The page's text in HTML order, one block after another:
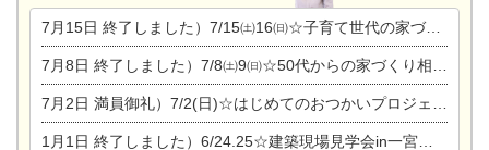
7月15日 終了しました）7/15㈯16㈰☆子育て世代の家づくり相談会
7月8日 終了しました）7/8㈯9㈰☆50代からの家づくり相談会
7月2日 満員御礼）7/2(日)☆はじめてのおつかいプロジェクト
1月1日 終了しました）6/24.25☆建築現場見学会in一宮市木曽川町